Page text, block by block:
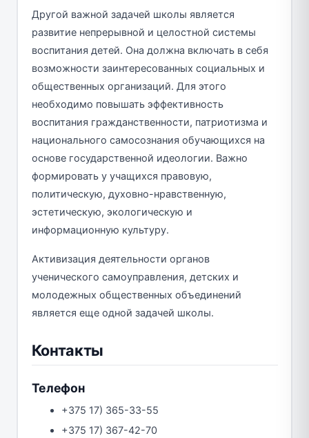
Другой важной задачей школы является
развитие непрерывной и целостной системы
воспитания детей. Она должна включать в себя
возможности заинтересованных социальных и
общественных организаций. Для этого
необходимо повышать эффективность
воспитания гражданственности, патриотизма и
национального самосознания обучающихся на
основе государственной идеологии. Важно
формировать у учащихся правовую,
политическую, духовно-нравственную,
эстетическую, экологическую и
информационную культуру.
Активизация деятельности органов
ученического самоуправления, детских и
молодежных общественных объединений
является еще одной задачей школы.
Контакты
Телефон
+375 17) 365-33-55
+375 17) 367-42-70